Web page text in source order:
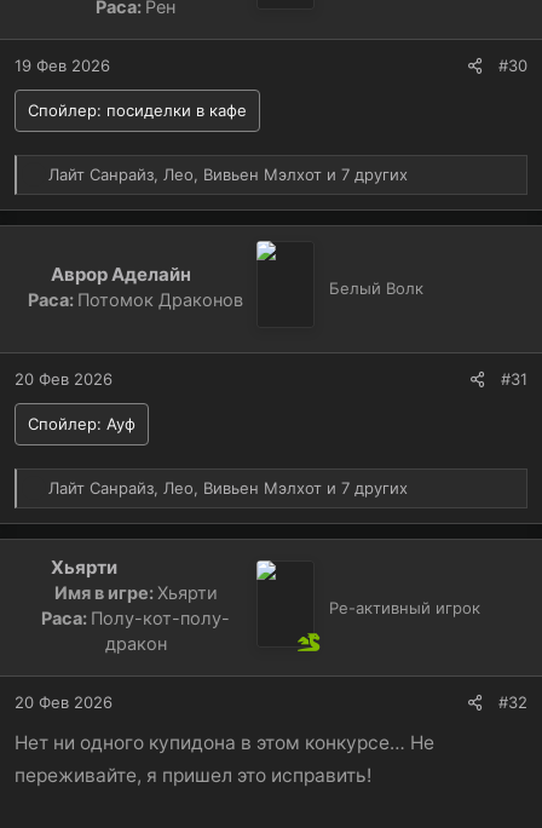
Раса: Рен
19 Фев 2026 #30
Спойлер: посиделки в кафе
Р
е
ц
и
Лайт Санрайз, Лео, Вивьен Мэлхот и 7 других
Аврор Аделайн
Раса: Потомок Драконов
Белый Волк
20 Фев 2026 #31
Спойлер: Ауф
Р
е
к
ц
и
и
Лайт Санрайз, Лео, Вивьен Мэлхот и 7 других
Хьярти
Имя в игре:Хьярти
Раса: Полу-кот-полу-
дракон
Ре-активный игрок
20 Фев 2026 #32
Нет ни одного купидона в этом конкурсе… Не
переживайте, я пришел это исправить!